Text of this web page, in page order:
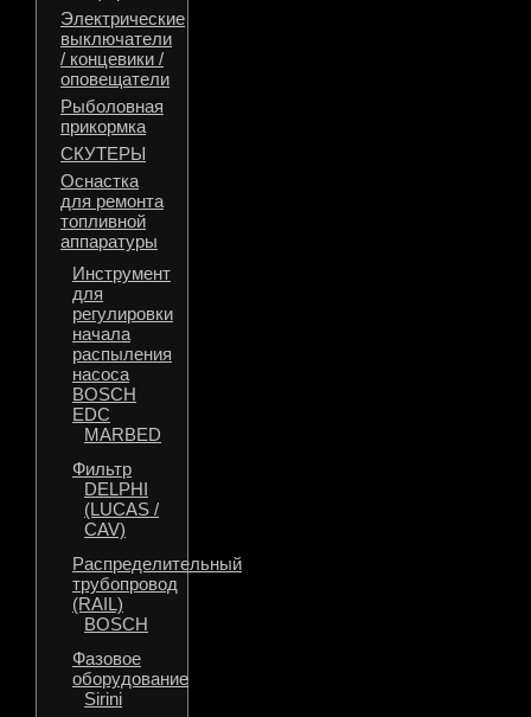
Электрические
выключатели
/ концевики /
оповещатели
Рыболовная
прикормка
СКУТЕРЫ
Оснастка
для ремонта
топливной
аппаратуры
Инструмент
для
регулировки
начала
распыления
насоса
BOSCH
EDC
MARBED
Фильтр
DELPHI
(LUCAS /
CAV)
Распределительный
трубопровод
(RAIL)
BOSCH
Фазовое
оборудование
Sirini